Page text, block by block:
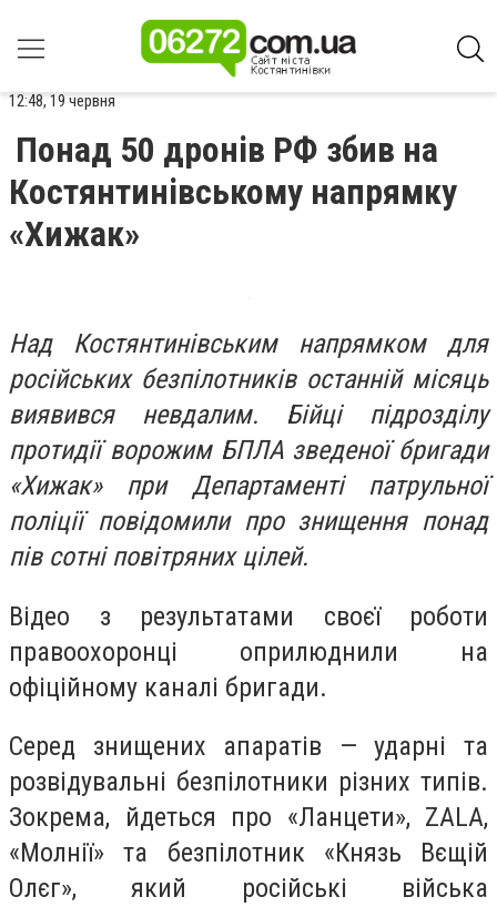
12:48, 19 червня
Понад 50 дронів РФ збив на
Костянтинівському напрямку
«Хижак»
Над Костянтинівським напрямком для
російських безпілотників останній місяць
виявився невдалим. Бійці підрозділу
протидії ворожим БПЛА зведеної бригади
«Хижак» при Департаменті патрульної
поліції повідомили про знищення понад
пів сотні повітряних цілей.
Відео з результатами своєї роботи
правоохоронці оприлюднили на
офіційному каналі бригади.
Серед знищених апаратів — ударні та
розвідувальні безпілотники різних типів.
Зокрема, йдеться про «Ланцети», ZALA,
«Молнії» та безпілотник «Князь Вєщій
Олєг», який російські війська